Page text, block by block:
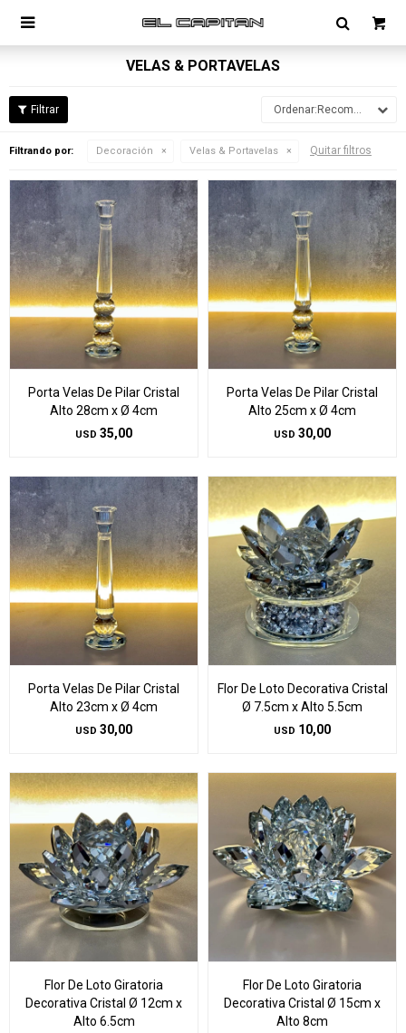

VELAS & PORTAVELAS
Recomendados
Filtrando por: Decoración Velas & Portavelas Quitar filtros
Porta Velas De Pilar Cristal
Alto 28cm x Ø 4cm
USD 35,00
Porta Velas De Pilar Cristal
Alto 25cm x Ø 4cm
USD 30,00
Porta Velas De Pilar Cristal
Alto 23cm x Ø 4cm
USD 30,00
Flor De Loto Decorativa Cristal
Ø 7.5cm x Alto 5.5cm
USD 10,00
Flor De Loto Giratoria
Decorativa Cristal Ø 12cm x
Alto 6.5cm
Flor De Loto Giratoria
Decorativa Cristal Ø 15cm x
Alto 8cm